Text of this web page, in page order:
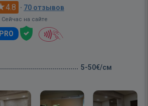
4.8 · 70 отзывов
Сейчас на сайте
PRO
5-50€/см